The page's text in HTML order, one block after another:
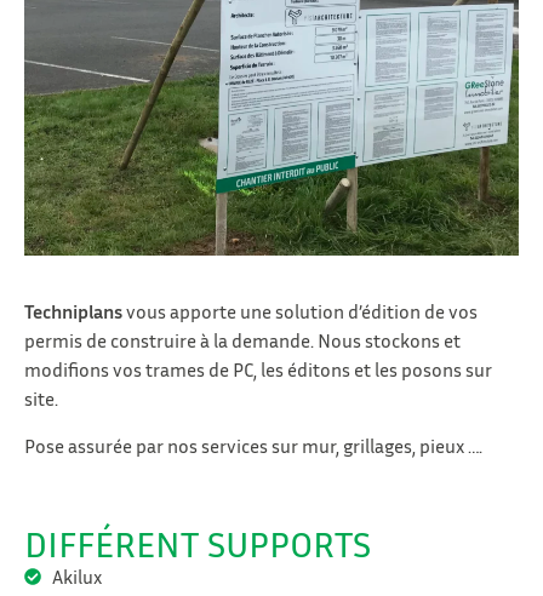
Techniplansvous apporte une solution d’édition de vos
permis de construire à la demande. Nous stockons et
modifions vos trames de PC, les éditons et les posons sur
site.
Pose assurée par nos services sur mur, grillages, pieux ….
DIFFÉRENT SUPPORTS
Akilux